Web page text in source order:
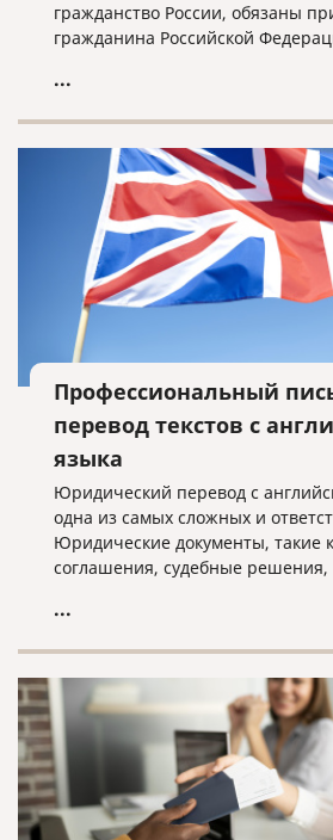
гражданство России, обязаны
гражданина Российской
...
Профессиональный
перевод текстов с
языка
Юридический перевод с
одна из самых сложных и
Юридические документы, такие
соглашения, судебные решения,
перевода, но и соблюдения
...